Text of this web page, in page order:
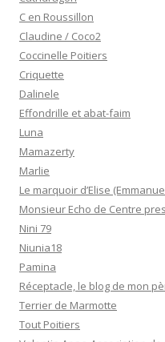
C en Roussillon
Claudine / Coco2
Coccinelle Poitiers
Criquette
Dalinele
Effondrille et abat-faim
Luna
Mamazerty
Marlie
Le marquoir d’Elise
Monsieur Echo de Centre
Nini 79
Niunia18
Pamina
Réceptacle, le blog de mon
Terrier de Marmotte
Tout Poitiers